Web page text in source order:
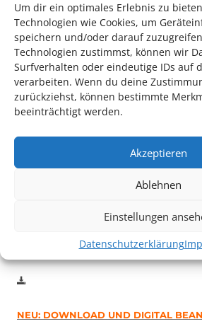
Um dir ein optimales Erlebnis zu
Technologien wie Cookies, um
speichern und/oder darauf
Technologien zustimmst, können wir
Surfverhalten oder eindeutige IDs auf
verarbeiten. Wenn du deine
zurückziehst, können bestimmte
beeinträchtigt werden.
Akzeptieren
Ablehnen
Einstellungen
Datenschutzerklärung
Auch dieses Jahr findet wieder das
Inhaber*innen freien Eintritt
Minuten vor Beginn des Films und
DIGITAL KULTURPASS BEANTRAGEN
NEU: DOWNLOAD UND DIGITAL